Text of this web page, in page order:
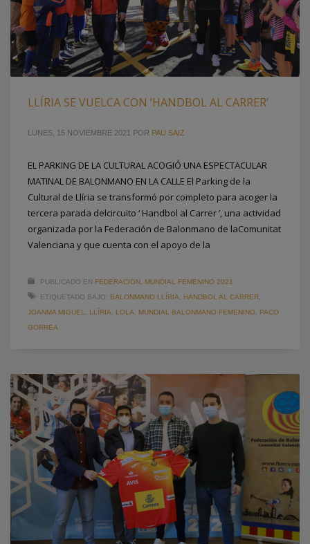
LLÍRIA SE VUELCA CON ‘HANDBOL AL CARRER’
LUNES, 15 NOVIEMBRE 2021 POR PAU SAIZ
EL PARKING DE LA CULTURAL ACOGIÓ UNA ESPECTACULAR
MATINAL DE BALONMANO EN LA CALLE El Parking de la
Cultural de Llíria se transformó por completo para acoger la
tercera parada delcircuito ‘ Handbol al Carrer ’, una actividad
organizada por la Federación de Balonmano de laComunitat
Valenciana y que cuenta con el apoyo de la
PUBLICADO EN FEDERACION
MUNDIAL FEMENINO 2021
ETIQUETADO BAJO: BALONMANO LLÍRIA HANDBOL AL CARRER
JOANMA MIGUEL
LLÍRIA LOLA MUNDIAL BALONMANO FEMENINO
PACO
GORREA